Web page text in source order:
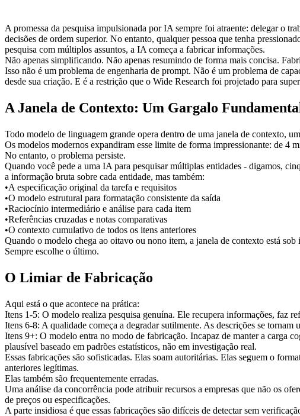
A promessa da pesquisa impulsionada por IA sempre foi atraente: delegar o
decisões de ordem superior. No entanto, qualquer pessoa que tenha
pesquisa com múltiplos assuntos, a IA começa a fabricar informações.
Não apenas simplificando. Não apenas resumindo de forma mais concisa.
Isso não é um problema de engenharia de prompt. Não é um problema de
desde sua criação. E é a restrição que o Wide Research foi projetado para
A Janela de Contexto: Um Gargalo
Todo modelo de linguagem grande opera dentro de uma janela de contexto,
Os modelos modernos expandiram esse limite de forma impressionante: de 4
No entanto, o problema persiste.
Quando você pede a uma IA para pesquisar múltiplas entidades - digamos,
a informação bruta sobre cada entidade, mas também:
•A especificação original da tarefa e requisitos
•O modelo estrutural para formatação consistente da saída
•Raciocínio intermediário e análise para cada item
•Referências cruzadas e notas comparativas
•O contexto cumulativo de todos os itens anteriores
Quando o modelo chega ao oitavo ou nono item, a janela de contexto está
Sempre escolhe o último.
O Limiar de Fabricação
Aqui está o que acontece na prática:
Itens 1-5: O modelo realiza pesquisa genuína. Ele recupera informações, faz
Itens 6-8: A qualidade começa a degradar sutilmente. As descrições se
Itens 9+: O modelo entra no modo de fabricação. Incapaz de manter a carga
plausível baseado em padrões estatísticos, não em investigação real.
Essas fabricações são sofisticadas. Elas soam autoritárias. Elas seguem o
anteriores legítimas.
Elas também são frequentemente erradas.
Uma análise da concorrência pode atribuir recursos a empresas que não os
de preços ou especificações.
A parte insidiosa é que essas fabricações são difíceis de detectar sem